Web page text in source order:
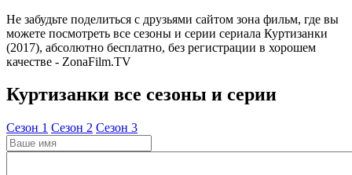
Не забудьте поделиться с друзьями сайтом зона фильм, где вы
можете посмотреть все сезоны и серии сериала Куртизанки
(2017), абсолютно бесплатно, без регистрации в хорошем
качестве - ZonaFilm.TV
Куртизанки все сезоны и серии
Cезон 1 Cезон 2 Cезон 3